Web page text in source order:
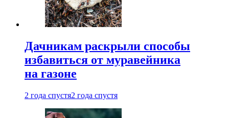
Дачникам раскрыли способы
избавиться от муравейника
на газоне
2 года спустя2 года спустя